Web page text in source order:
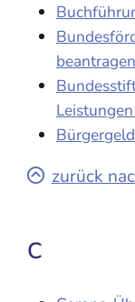
beantragen
zurück
C